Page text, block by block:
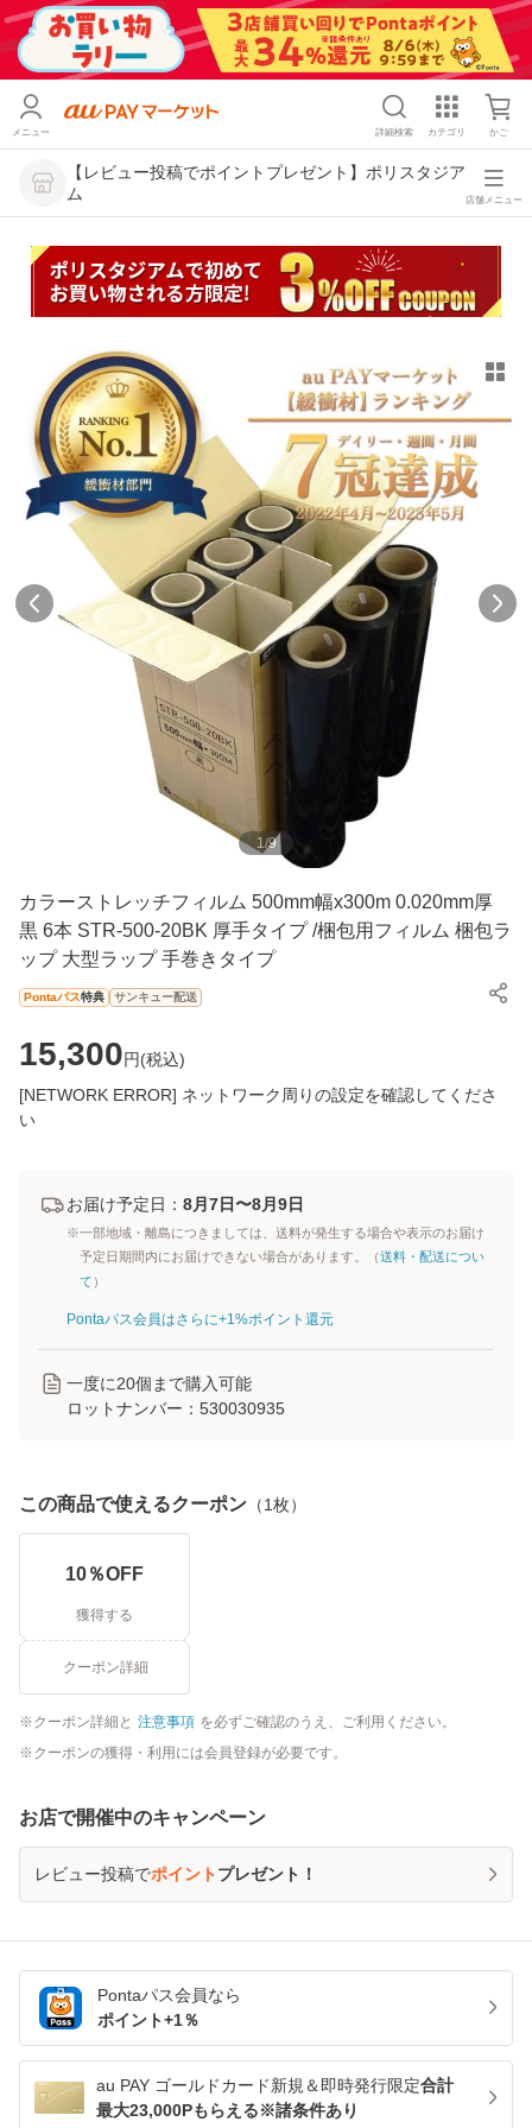
メニュー 詳細検索 カテゴリ かご
【レビュー投稿でポイントプレゼント】ポリスタジア
ム
店舗メニュー
1 /9
カラーストレッチフィルム 500mm幅x300m 0.020mm厚
黒 6本 STR-500-20BK 厚手タイプ /梱包用フィルム 梱包ラ
ップ 大型ラップ 手巻きタイプ
Pontaパス特典 サンキュー配送
15,300円(税込)
[NETWORK ERROR] ネットワーク周りの設定を確認してくださ
い
お届け予定日： 8月7日〜8月9日
※一部地域・離島につきましては、送料が発生する場合や表示のお届け
予定日期間内にお届けできない場合があります。（送料・配送につい
て ）
Pontaパス会員はさらに+1%ポイント還元
一度に20個まで購入可能
ロットナンバー： 530030935
この商品で使えるクーポン （1枚）
10％OFF
獲得する
クーポン詳細
クーポン詳細と 注意事項 を必ずご確認のうえ、ご利用ください。
クーポンの獲得・利用には会員登録が必要です。
お店で開催中のキャンペーン
レビュー投稿でポイントプレゼント！
Pontaパス会員なら
ポイント+1％
au PAY ゴールドカード新規＆即時発行限定合計
最大23,000Pもらえる※諸条件あり